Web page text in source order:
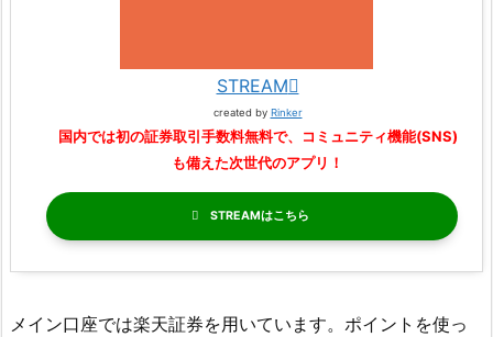
STREAM
created by Rinker
国内では初の証券取引手数料無料で、コミュニティ機能(SNS)
も備えた次世代のアプリ！
STREAM
メイン口座では楽天証券を用いています。ポイントを使っ